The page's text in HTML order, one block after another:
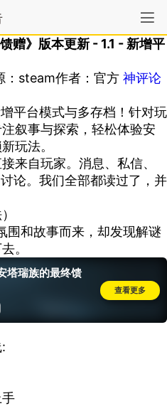
赠》版本更新 - 1.1 - 新增平
：steam作者：官方 神评论
增平台模式与多存档！针对玩
叙事与探索，轻松体验安
玩法。
来自玩家。消息、私信、
论。我们全部都读过了，并
围和故事而来，却发现解谜
。
塔瑞族的最终馈
查看更多